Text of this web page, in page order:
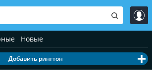
Новые
Добавить рингтон